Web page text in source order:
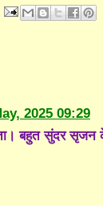
2025 09:29
बहुत सुंदर